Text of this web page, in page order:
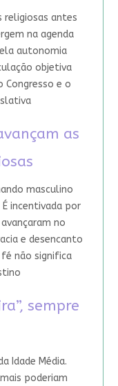
religiosas antes
na agenda
autonomia
objetiva
Congresso e o
as
masculino
incentivada por
no
e desencanto
não significa
sempre
Idade Média.
poderiam